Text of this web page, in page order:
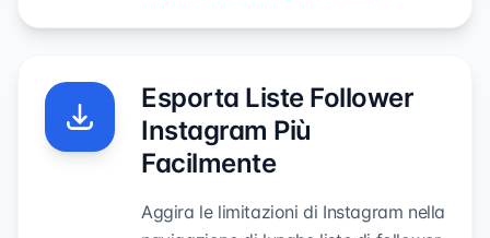
Esporta Liste Follower
Instagram Più
Facilmente
Aggira le limitazioni di Instagram nella